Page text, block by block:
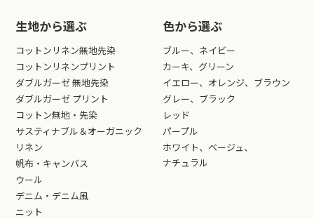
生地から選ぶ
コットンリネン無地先染
コットンリネンプリント
ダブルガーゼ 無地先染
ダブルガーゼ プリント
コットン無地・先染
サスティナブル＆オーガニック
リネン
帆布・キャンバス
ウール
デニム・デニム風
ニット
色から選ぶ
ブルー、ネイビー
カーキ、グリーン
イエロー、オレンジ、ブラウン
グレー、ブラック
レッド
パープル
ホワイト、ベージュ、
ナチュラル